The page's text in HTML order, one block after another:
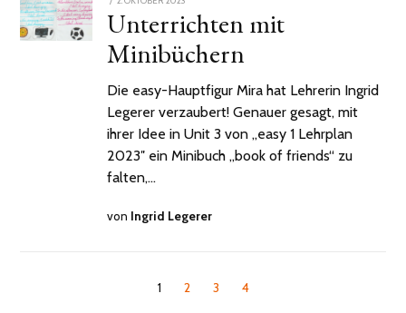
ON
APRIL
2024
Unterrichten mit
Minibüchern
Die easy-Hauptfigur Mira hat Lehrerin Ingrid
Legerer verzaubert! Genauer gesagt, mit
ihrer Idee in Unit 3 von „easy 1 Lehrplan
2023″ ein Minibuch „book of friends“ zu
falten,…
von Ingrid Legerer
1 2 3 4